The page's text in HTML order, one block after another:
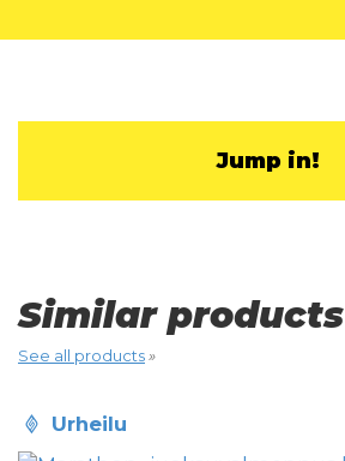
Jump in!
Similar products
See all products»
urheilu